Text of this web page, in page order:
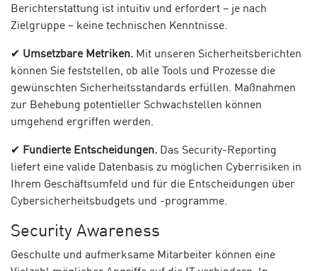
Berichterstattung ist intuitiv und erfordert – je nach
Zielgruppe – keine technischen Kenntnisse.
✔ Umsetzbare Metriken. Mit unseren Sicherheitsberichten
können Sie feststellen, ob alle Tools und Prozesse die
gewünschten Sicherheitsstandards erfüllen. Maßnahmen
zur Behebung potentieller Schwachstellen können
umgehend ergriffen werden.
✔ Fundierte Entscheidungen. Das Security-Reporting
liefert eine valide Datenbasis zu möglichen Cyberrisiken in
Ihrem Geschäftsumfeld und für die Entscheidungen über
Cybersicherheitsbudgets und -programme.
Security Awareness
Geschulte und aufmerksame Mitarbeiter können eine